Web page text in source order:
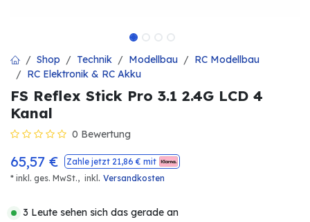
Shop Technik Modellbau
RC Modellbau
RC Elektronik & RC Akku
FS Reflex Stick Pro 3.1 2.4G LCD 4
Kanal
0 Bewertung
65,57 € Zahle jetzt 21,86 € mit
* inkl. ges. MwSt., inkl . Versandkosten
3 Leute sehen sich das gerade an